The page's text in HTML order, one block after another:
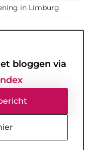
in Limburg
bloggen via